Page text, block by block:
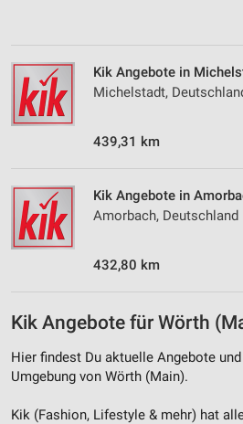
Kik Angebote in
Michelstadt,
439,31 km
Kik Angebote in
Amorbach, Deutschland
432,80 km
Kik Angebote für Wörth
Hier findest Du aktuelle Angebote
Umgebung von Wörth (Main).
Kik (Fashion, Lifestyle & mehr‎) hat
Kombinationen von Daten aus
Quellen
Entwicklung und Verbesserung der
IAB-Besonderheiten:
Verwendung genauer Standortdaten
Geräte anhand von aktiv
Nicht-IAB-Verarbeitungszwecke:
Performance
Funktional